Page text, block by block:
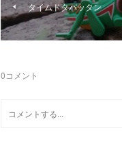
タイムドタバッタン
0コメント